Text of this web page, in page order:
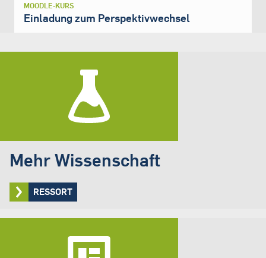
MOODLE-KURS
Einladung zum Perspektivwechsel
Mehr Wissenschaft
RESSORT